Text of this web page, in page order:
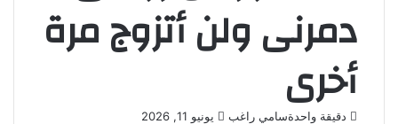
دمرنى ولن أتزوج مرة
أخرى
سامي راغب
أرسل
يونيو 11, 2026
دقيقة واحدة